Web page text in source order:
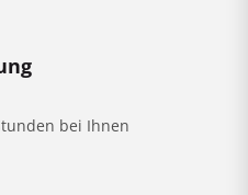
bei Ihnen